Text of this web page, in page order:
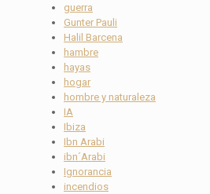
guerra
Gunter Pauli
Halil Barcena
hambre
hayas
hogar
hombre y naturaleza
IA
Ibiza
Ibn Arabi
ibn´Arabi
Ignorancia
incendios